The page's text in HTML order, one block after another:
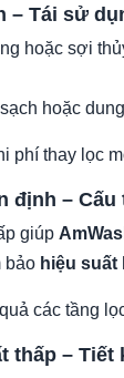
– Tái sử
hoặc sợi
hoặc
phí thay lọc
định –
giúp
bảo hiệu suất
các tầng
thấp – Tiết